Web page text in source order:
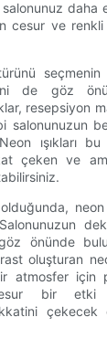
daha
cesur ve renkli
seçmenin
de göz
resepsiyon
salonunuzun
ışıkları
çeken ve
neon
önünde
oluşturan
atmosfer için
bir etki
çekecek